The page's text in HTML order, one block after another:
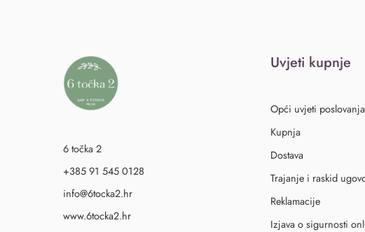
6 točka 2
+385 91 545 0128
info@6tocka2.hr
www.6tocka2.hr
Uvjeti kupnje
Opći uvjeti poslovanja
Kupnja
Dostava
Trajanje i raskid
Reklamacije
Izjava o sigurnosti